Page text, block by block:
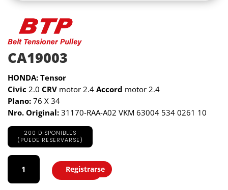
CA19003
HONDA: Tensor
Civic 2.0 CRV motor 2.4 Accord motor 2.4
Plano: 76 X 34
Nro. Original: 31170-RAA-A02 VKM 63004 534 0261 10
200 DISPONIBLES
(PUEDE RESERVARSE)
CA19003
cantidad
Agregar
Registrarse